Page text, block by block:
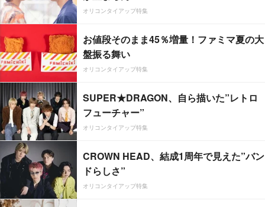
オリコンタイアップ特集
お値段そのまま45％増量！ファミマ夏の大
盤振る舞い
オリコンタイアップ特集
SUPER★DRAGON、自ら描いた”レトロ
フューチャー”
オリコンタイアップ特集
CROWN HEAD、結成1周年で見えた”バン
ドらしさ”
オリコンタイアップ特集